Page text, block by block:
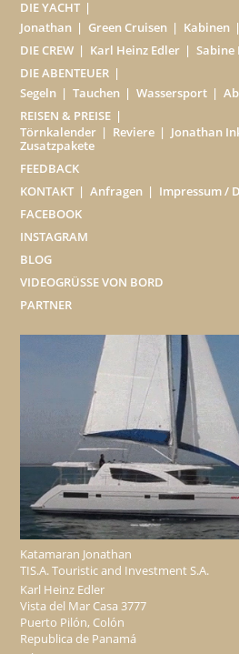
DIE YACHT
Jonathan
Green Cruisen Kabinen
DIE CREW
Karl Heinz Edler
Sabine
DIE ABENTEUER
Segeln
Tauchen Wassersport
REISEN & PREISE
Törnkalender
Reviere
Jonathan
Zusatzpakete
FEEDBACK
KONTAKT
Anfragen
Impressum /
FACEBOOK
INSTAGRAM
BLOG
VIDEOGRÜSSE VON BORD
PARTNER
Katamaran Jonathan
TIS.A. Touristic and Investment S.A.
Karl Heinz Edler
Vista del Mar Casa 3777
Puerto Pilón, Colón
Republica de Panamá